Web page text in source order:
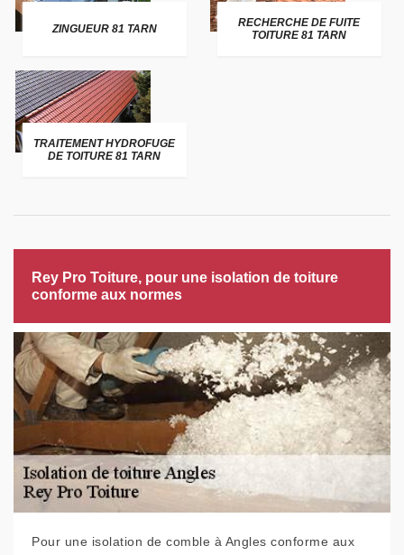
ZINGUEUR 81 TARN
RECHERCHE DE FUITE
TOITURE 81 TARN
TRAITEMENT HYDROFUGE
DE TOITURE 81 TARN
Rey Pro Toiture, pour une isolation de toiture
conforme aux normes
Pour une isolation de comble à Angles conforme aux